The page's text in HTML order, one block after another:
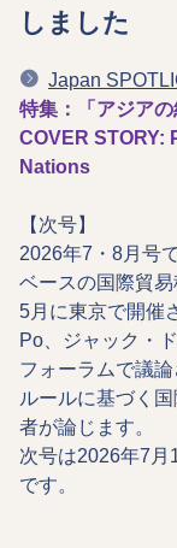
しました
Japan
特集：「アジア
COVER
Nations
【次号】
2026年7・8月号
ベースの国際貿易
5月に東京で開催
Po、ジャック・
フォーラムで議
ルールに基づく
者が論じます。
次号は2026年7月
です。